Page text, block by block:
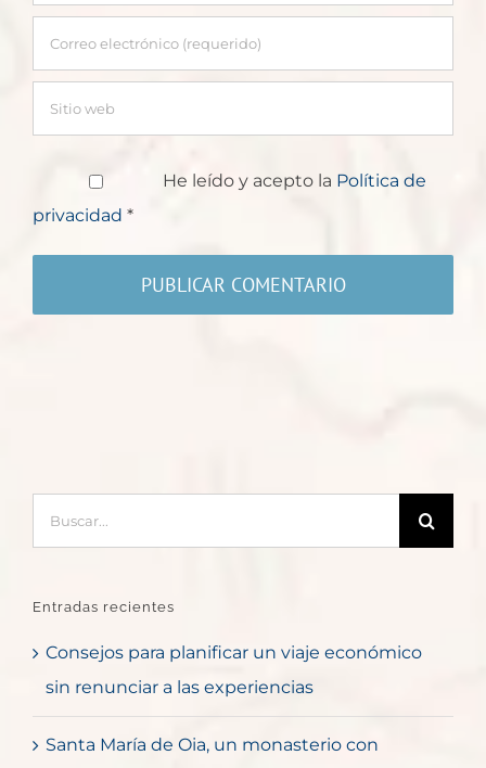
He leído y acepto la Política de
privacidad *
Entradas recientes
Consejos para planificar un viaje económico
sin renunciar a las experiencias
Santa María de Oia, un monasterio con